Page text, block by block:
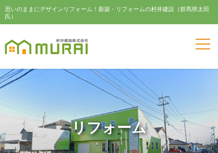
思いのままにデザインリフォーム！新築・リフォームの村井建設（群馬県太田
氏）
リフォーム